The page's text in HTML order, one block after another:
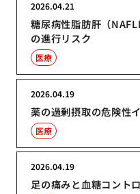
糖尿病性脂肪肝（
の進行リスク
2026.04.21
医療
薬の過剰摂取の危険性
2026.04.19
医療
足の痛みと血糖コント
2026.04.19